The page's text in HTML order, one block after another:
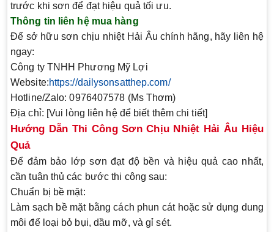
trước khi sơn để đạt hiệu quả tối ưu.
Thông tin liên hệ mua hàng
Để sở hữu sơn chịu nhiệt Hải Âu chính hãng, hãy liên hệ
ngay:
Công ty TNHH Phương Mỹ Lợi
Website:https://dailysonsatthep.com/
Hotline/Zalo: 0976407578 (Ms Thơm)
Địa chỉ: [Vui lòng liên hệ để biết thêm chi tiết]
Hướng Dẫn Thi Công Sơn Chịu Nhiệt Hải Âu Hiệu
Quả
Để đảm bảo lớp sơn đạt độ bền và hiệu quả cao nhất,
cần tuân thủ các bước thi công sau:
Chuẩn bị bề mặt:
Làm sạch bề mặt bằng cách phun cát hoặc sử dụng dung
môi để loại bỏ bụi, dầu mỡ, và gỉ sét.